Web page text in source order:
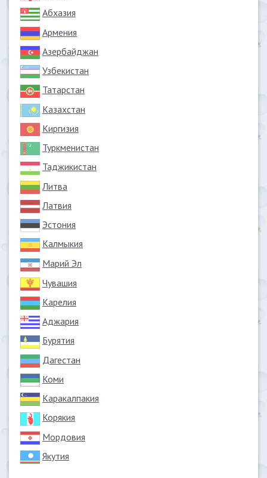
Абхазия
Армения
Азербайджан
Узбекистан
Татарстан
Казахстан
Киргизия
Туркменистан
Таджикистан
Литва
Латвия
Эстония
Калмыкия
Марий Эл
Чувашия
Карелия
Аджария
Бурятия
Дагестан
Коми
Каракалпакия
Корякия
Мордовия
Якутия